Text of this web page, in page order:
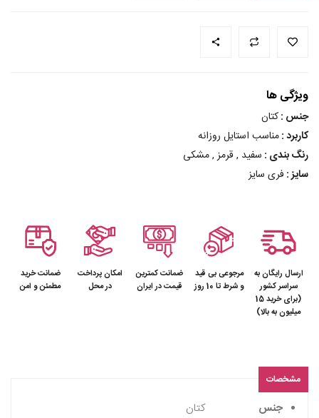
ویژگی ها
جنس :کتان
کاربرد :مناسب استایل روزانه
رنگ بندی : سفید , قرمز , مشکی
سایز : فری سایز
ارسال رایگان به
سراسر کشور
(برای خرید 15
میلیون به بالا)
مرجوعی بی قید
و شرط تا 10 روز
ضمانت کمترین
قیمت در ایران
امکان پرداخت
در محل
ضمانت خرید
مطمئن و امن
مشخصات
جنس
کتان